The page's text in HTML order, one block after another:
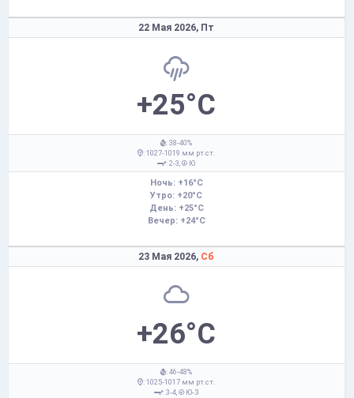
22 Мая 2026, Пт
+25°C
: 38-40%
: 1027-1019 мм рт.ст.
: 2-3,
Ю
Ночь: +16°C
Утро: +20°C
День: +25°C
Вечер: +24°C
23 Мая 2026, Сб
+26°C
: 46-48%
: 1025-1017 мм рт.ст.
: 3-4,
Ю-З